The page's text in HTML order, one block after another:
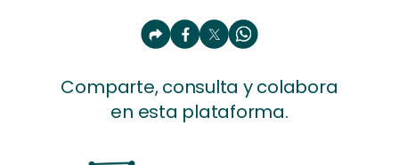
Comparte, consulta y colabora
en esta plataforma.